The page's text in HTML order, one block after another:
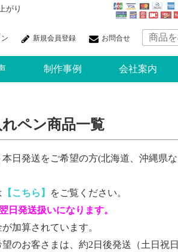
がり
新規会員登録 お問合せ
制作事例 会社案内
ペン商品一覧
日発送をご希望の方(北海道、沖縄県
【こちら】
をご覧ください。
日発送扱いになります。
加算されています。
のお客さまは、約2日後発送（土日祝